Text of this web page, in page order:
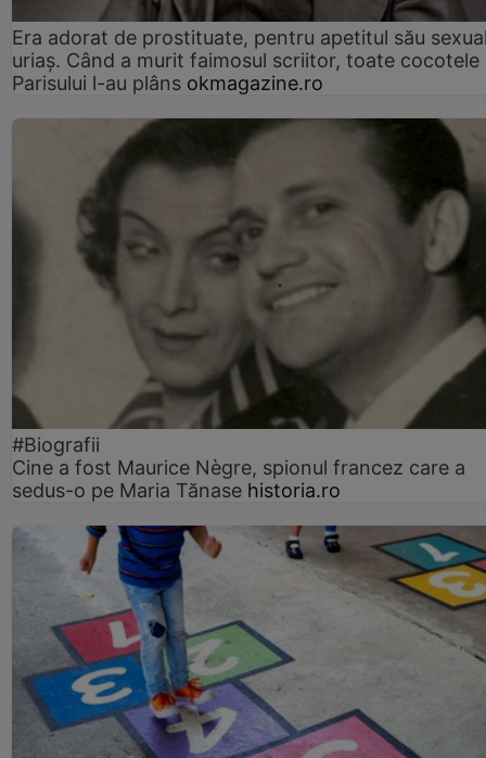
Era adorat de prostituate, pentru apetitul său
uriaș. Când a murit faimosul scriitor, toate cocotele
Parisului l-au plâns okmagazine.ro
#Biografii
Cine a fost Maurice Nègre, spionul francez care a
sedus-o pe Maria Tănase historia.ro